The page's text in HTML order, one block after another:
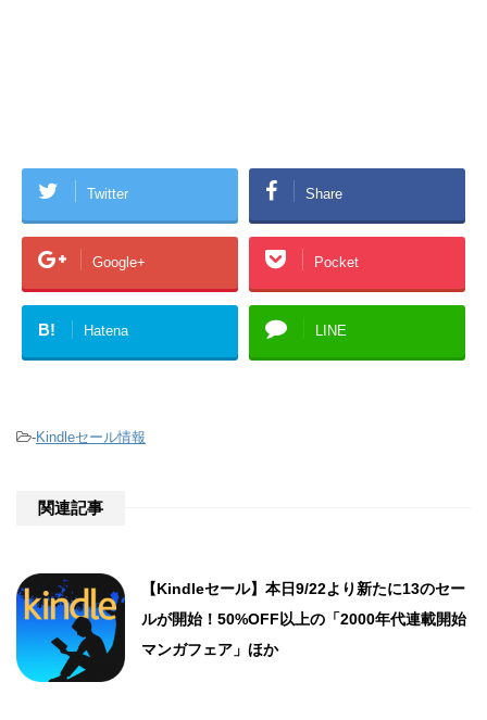
Twitter Share
Google+ Pocket
B! Hatena LINE
-Kindleセール情報
関連記事
【Kindleセール】本日9/22より新たに13のセー
ルが開始！50%OFF以上の「2000年代連載開始
マンガフェア」ほか